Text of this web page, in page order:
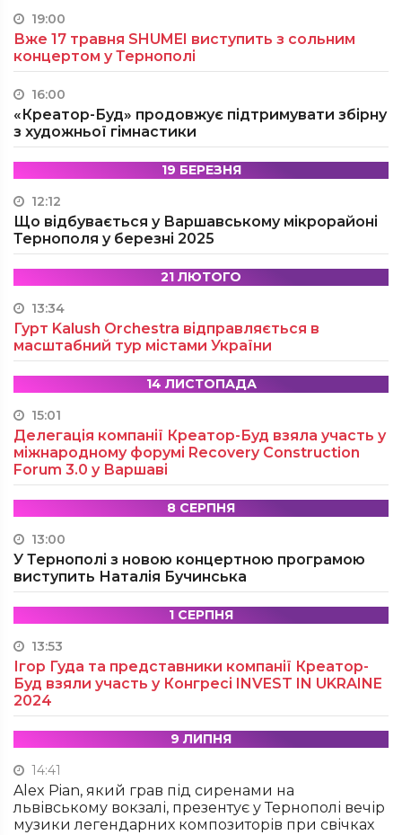
19:00
Вже 17 травня SHUMEI виступить з сольним
концертом у Тернополі
16:00
«Креатор-Буд» продовжує підтримувати збірну
з художньої гімнастики
19 БЕРЕЗНЯ
12:12
Що відбувається у Варшавському мікрорайоні
Тернополя у березні 2025
21 ЛЮТОГО
13:34
Гурт Kalush Orchestra відправляється в
масштабний тур містами України
14 ЛИСТОПАДА
15:01
Делегація компанії Креатор-Буд взяла участь у
міжнародному форумі Recovery Construction
Forum 3.0 у Варшаві
8 СЕРПНЯ
13:00
У Тернополі з новою концертною програмою
виступить Наталія Бучинська
1 СЕРПНЯ
13:53
Ігор Гуда та представники компанії Креатор-
Буд взяли участь у Конгресі INVEST IN UKRAINE
2024
9 ЛИПНЯ
14:41
Alex Pian, який грав під сиренами на
львівському вокзалі, презентує у Тернополі вечір
музики легендарних композиторів при свічках